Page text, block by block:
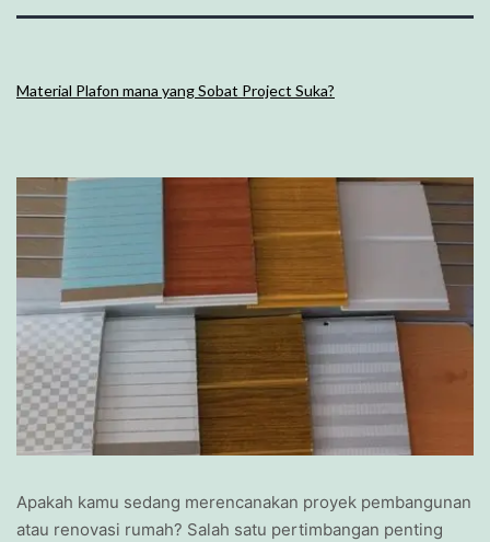
Material Plafon mana yang Sobat Project Suka?
Apakah kamu sedang merencanakan proyek pembangunan
atau renovasi rumah? Salah satu pertimbangan penting